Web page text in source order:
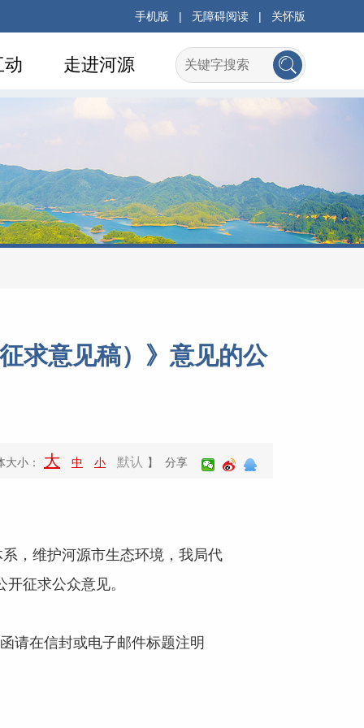
手机版 | 无障碍阅读 | 关怀版
走进河源
动
求意见稿）》意见的公
大小： 大 中 小 默认 】 分享
，维护河源市生态环境，我局代
征求公众意见。
在信封或电子邮件标题注明